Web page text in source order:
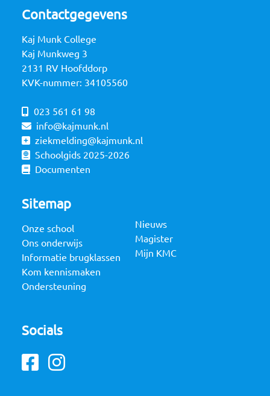
Contactgegevens
Kaj Munk College
Kaj Munkweg 3
2131 RV Hoofddorp
KVK-nummer: 34105560
023 561 61 98
info@kajmunk.nl
ziekmelding@kajmunk.nl
Schoolgids 2025-2026
Documenten
Sitemap
Onze school
Ons onderwijs
Informatie brugklassen
Kom kennismaken
Ondersteuning
Nieuws
Magister
Mijn KMC
Socials
Facebook
Instagram